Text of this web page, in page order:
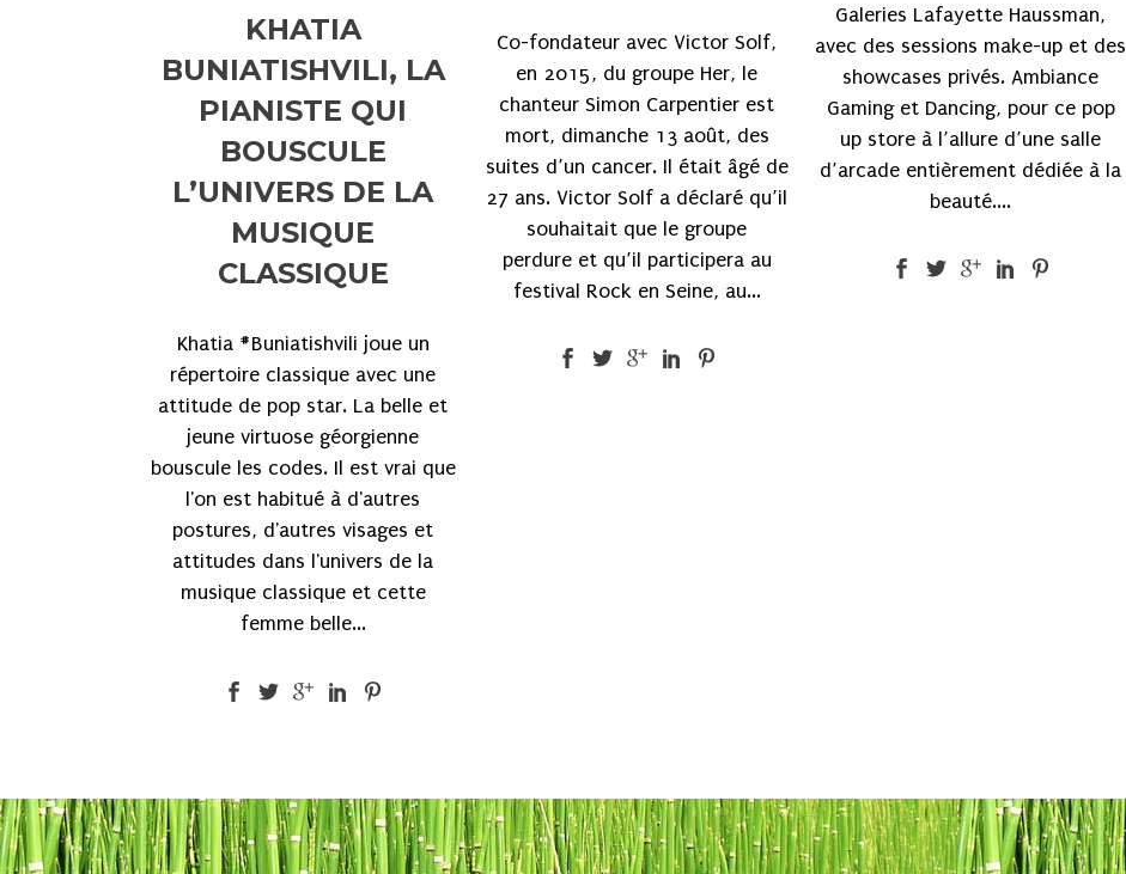
Galeries Lafayette Haussman,
avec des sessions make-up et des
showcases privés. Ambiance
Gaming et Dancing, pour ce pop
up store à l’allure d’une salle
d’arcade entièrement dédiée à la
beauté....
Co-fondateur avec Victor Solf,
en 2015, du groupe Her, le
chanteur Simon Carpentier est
mort, dimanche 13 août, des
suites d’un cancer. Il était âgé de
27 ans. Victor Solf a déclaré qu’il
souhaitait que le groupe
perdure et qu’il participera au
festival Rock en Seine, au...
KHATIA
BUNIATISHVILI, LA
PIANISTE QUI
BOUSCULE
L’UNIVERS DE LA
MUSIQUE
CLASSIQUE
Khatia #Buniatishvili joue un
répertoire classique avec une
attitude de pop star. La belle et
jeune virtuose géorgienne
bouscule les codes. Il est vrai que
l'on est habitué à d'autres
postures, d'autres visages et
attitudes dans l'univers de la
musique classique et cette
femme belle...